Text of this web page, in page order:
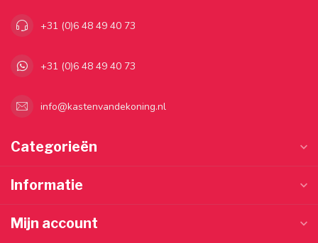
+31 (0)6 48 49 40 73
+31 (0)6 48 49 40 73
info@kastenvandekoning.nl
Categorieën
Informatie
Mijn account